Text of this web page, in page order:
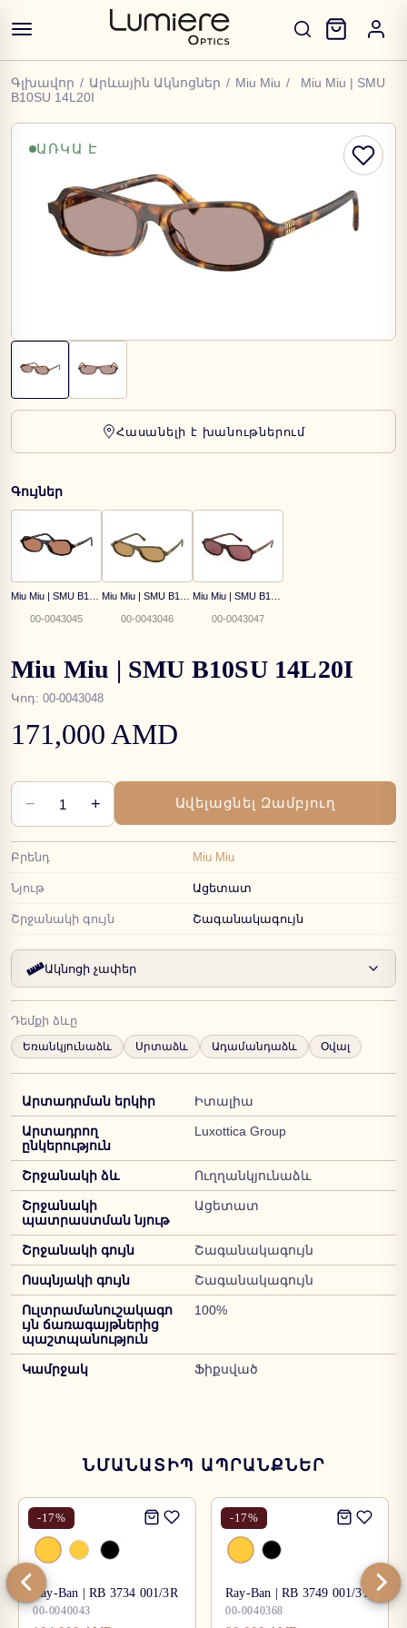
Գլխավոր / Արևային Ակնոցներ / Miu Miu /
Miu Miu | SMU
B10SU 14L20I
ԱՌԿԱ Է
Հասանելի է խանութներում
Գույներ
00-0043045 00-0043046 00-0043047
Miu Miu | SMU B10SU 14L20I
Կոդ: 00-0043048
171,000 AMD
− 1 + Ավելացնել Զամբյուղ
Բրենդ Miu Miu
Նյութ Ացետատ
Շրջանակի գույն Շագանակագույն
Ակնոցի չափեր
Դեմքի ձևը
Եռանկյունաձև Սրտաձև Ադամանդաձև Օվալ
Արտադրման երկիր Իտալիա
Արտադրող
ընկերություն
Luxottica Group
Շրջանակի ձև Ուղղանկյունաձև
Շրջանակի
պատրաստման նյութ
Ացետատ
Շրջանակի գույն Շագանակագույն
Ոսպնյակի գույն Շագանակագույն
Ուլտրամանուշակագո
ւյն ճառագայթներից
պաշտպանություն
100%
Կամրջակ Ֆիքսված
ՆՄԱՆԱՏԻՊ ԱՊՐԱՆՔՆԵՐ
-17%
Ray-Ban | RB 3734 001/3R
00-0040043
-17%
Ray-Ban | RB 3749 001/31
00-0040368